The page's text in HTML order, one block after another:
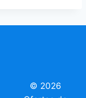
© 2026